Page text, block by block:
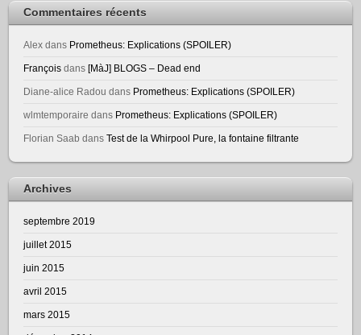
Commentaires récents
Alex dans Prometheus: Explications (SPOILER)
François dans[MàJ] BLOGS – Dead end
Diane-alice Radou dans Prometheus: Explications (SPOILER)
wlmtemporaire dans Prometheus: Explications (SPOILER)
Florian Saab dansTest de la Whirpool Pure, la fontaine filtrante
Archives
septembre 2019
juillet 2015
juin 2015
avril 2015
mars 2015